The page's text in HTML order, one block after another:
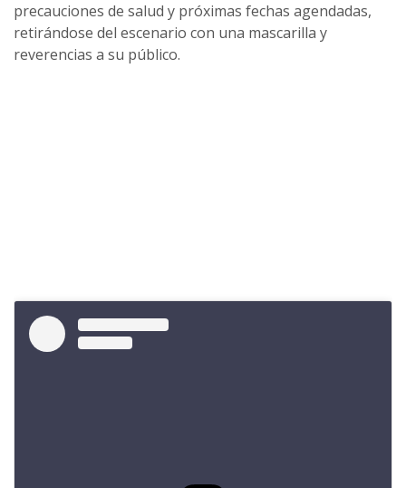
precauciones de salud y próximas fechas agendadas,
retirándose del escenario con una mascarilla y
reverencias a su público.